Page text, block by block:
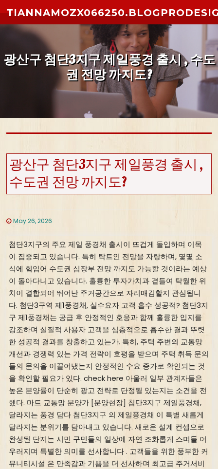
광산구 첨단3지구 제일풍경 출시 , 수도
권 전망 까지도?
광산구 첨단3지구 제일풍경 출시 ,
수도권 전망 까지도?
May 26, 2026
첨단3지구의 주요 제일 풍경채 출시이 뜨겁게 돌입하며 이목
이 집중되고 있습니다. 특히 탁트인 전망을 자랑하며, 몇몇 소
식에 힘입어 수도권 심장부 전망 까지도 가능할 것이라는 예상
이 돌아다니고 있습니다. 훌륭한 투자가치과 곁들여 탁월한 위
치이 결합되어 뛰어난 주거공간으로 자리매김할지 관심됩니
다. 첨단3구역 제1풍경채, 실수요자 고객 흡수 성공적? 첨단3지
구 제1풍경채는 공급 후 안정적인 호응과 함께 훌륭한 입지를
강조하며 실질적 사용자 고객을 심층적으로 흡수한 결과 뚜렷
한 성공적 결과를 창출하고 있는가. 특히, 주택 주변의 교통망
개선과 경쟁력 있는 가격 전략이 호평을 받으며 주택 취득 문의
들의 문의을 이끌어냈는지 안정적인 수요 증가로 확인되는 것
을 확인할 필요가 있다. check here 아울러 일부 관계자들은
높은 분양률이 단순히 광고 전략로 단정될 있는지는 소견을 전
했다. 마트 교통망 분양가 [분양현장] 첨단3지구 제일풍경채,
달라지는 풍경 담다 첨단3지구 의 제일풍경채 이 특별 새롭게
달라지는 분위기를 담아내고 있습니다. 새로운 설계 컨셉으로
완성된 단지는 시민 구민들의 일상에 자연 조화롭게 스며들 어
우러지며 특별한 의미를 선사합니다 . 고객들을 위한 풍부한 커
뮤니티시설 은 만족감과 기쁨을 더 선사하며 최고급 주거서비